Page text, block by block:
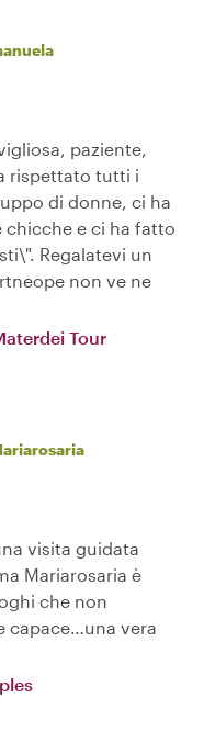
paziente,
rispettato tutti i
di donne, ci ha
chicche e ci ha fatto
Regalatevi un
non ve ne
Tour
visita guidata
Mariarosaria è
che non
capace…una vera